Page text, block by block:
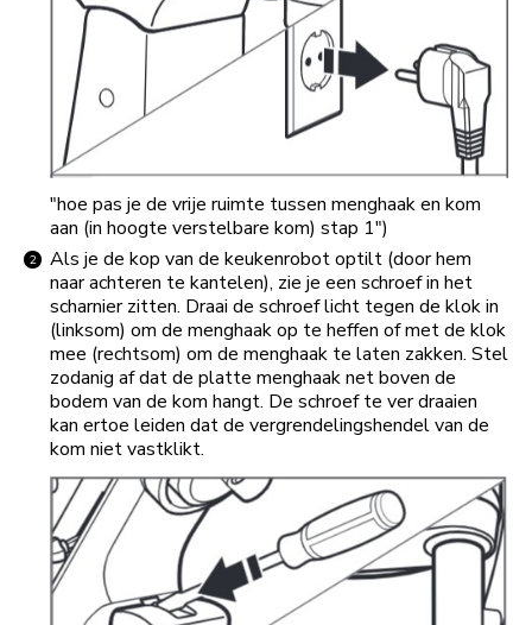
"hoe pas je de vrije ruimte tussen menghaak en kom
aan (in hoogte verstelbare kom) stap 1")
Als je de kop van de keukenrobot optilt (door hem
naar achteren te kantelen), zie je een schroef in het
scharnier zitten. Draai de schroef licht tegen de klok in
(linksom) om de menghaak op te heffen of met de klok
mee (rechtsom) om de menghaak te laten zakken. Stel
zodanig af dat de platte menghaak net boven de
bodem van de kom hangt. De schroef te ver draaien
kan ertoe leiden dat de vergrendelingshendel van de
kom niet vastklikt.